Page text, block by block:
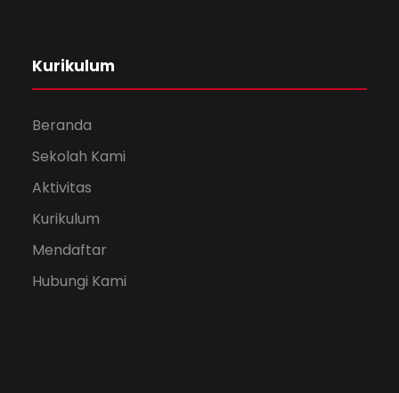
Kurikulum
Beranda
Sekolah Kami
Aktivitas
Kurikulum
Mendaftar
Hubungi Kami